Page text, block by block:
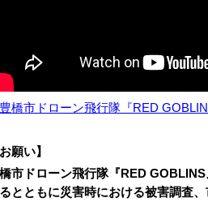
橋市ドローン飛行隊『RED
お願い】
市ドローン飛行隊『RED
とともに災害時における被害調査